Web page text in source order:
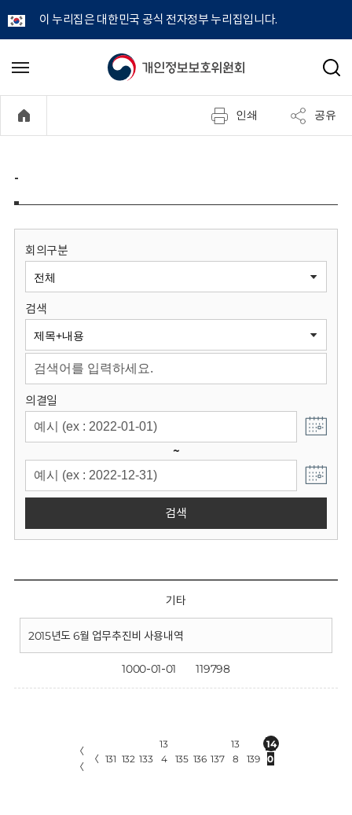
이 누리집은 대한민국 공식 전자정부 누리집입니다.
개
정
보
원
회
메
기
검
인쇄 공유
-
회의구분
검색
의결일
~
검색
기타
2015년도 6월 업무추진비 사용내역
1000-01-01 119798
〈
〈
〈 131 132 133
13
4
135 136 137
13
8
139
14
0